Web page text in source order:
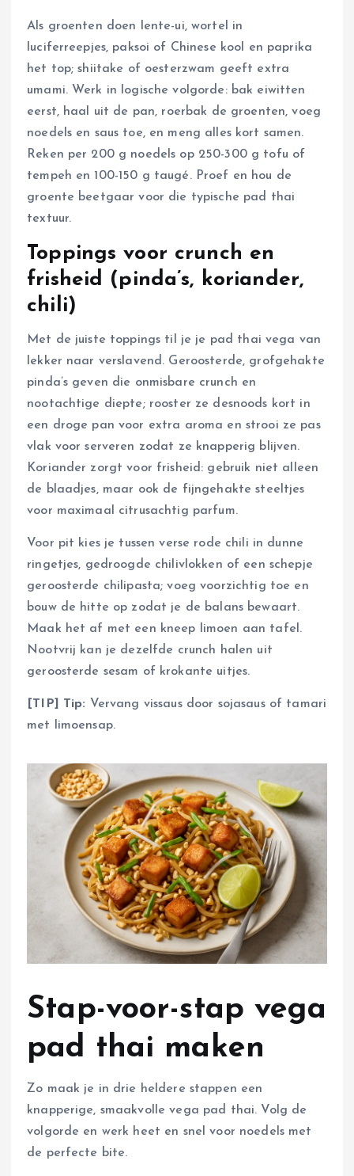
Als groenten doen lente-ui, wortel in
luciferreepjes, paksoi of Chinese kool en paprika
het top; shiitake of oesterzwam geeft extra
umami. Werk in logische volgorde: bak eiwitten
eerst, haal uit de pan, roerbak de groenten, voeg
noedels en saus toe, en meng alles kort samen.
Reken per 200 g noedels op 250-300 g tofu of
tempeh en 100-150 g taugé. Proef en hou de
groente beetgaar voor die typische pad thai
textuur.
Toppings voor crunch en
frisheid (pinda’s, koriander,
chili)
Met de juiste toppings til je je pad thai vega van
lekker naar verslavend. Geroosterde, grofgehakte
pinda’s geven die onmisbare crunch en
nootachtige diepte; rooster ze desnoods kort in
een droge pan voor extra aroma en strooi ze pas
vlak voor serveren zodat ze knapperig blijven.
Koriander zorgt voor frisheid: gebruik niet alleen
de blaadjes, maar ook de fijngehakte steeltjes
voor maximaal citrusachtig parfum.
Voor pit kies je tussen verse rode chili in dunne
ringetjes, gedroogde chilivlokken of een schepje
geroosterde chilipasta; voeg voorzichtig toe en
bouw de hitte op zodat je de balans bewaart.
Maak het af met een kneep limoen aan tafel.
Nootvrij kan je dezelfde crunch halen uit
geroosterde sesam of krokante uitjes.
[TIP] Tip: Vervang vissaus door sojasaus of tamari
met limoensap.
Stap-voor-stap vega
pad thai maken
Zo maak je in drie heldere stappen een
knapperige, smaakvolle vega pad thai. Volg de
volgorde en werk heet en snel voor noedels met
de perfecte bite.